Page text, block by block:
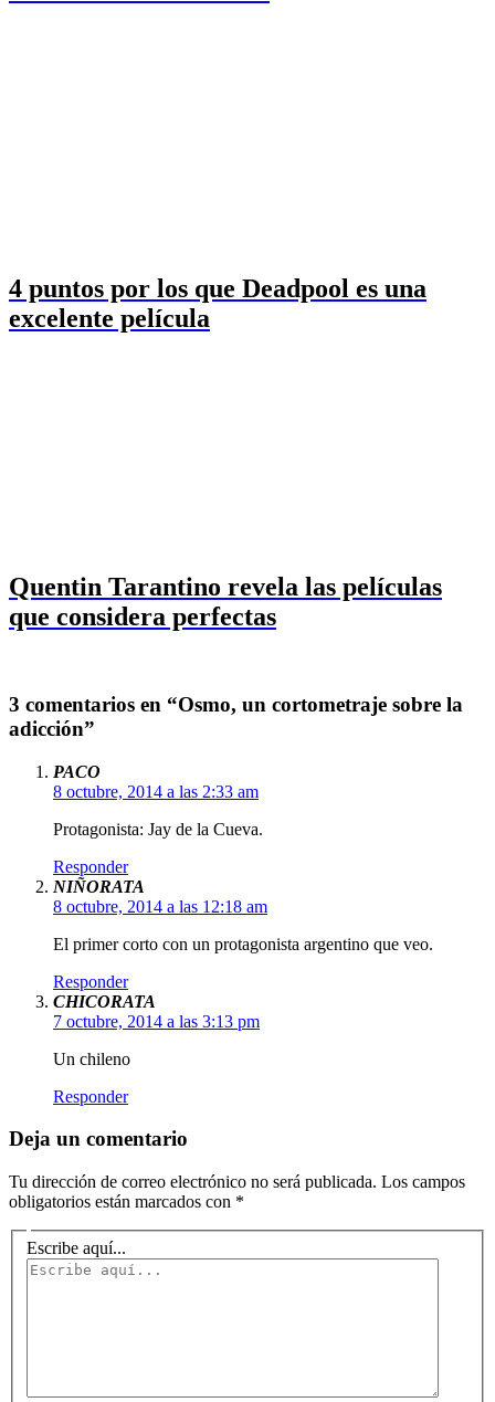
4 puntos por los que Deadpool es una
excelente película
Quentin Tarantino revela las películas
que considera perfectas
3 comentarios en “Osmo, un cortometraje sobre la
adicción”
PACO
8 octubre, 2014 a las 2:33 am
Protagonista: Jay de la Cueva.
Responder
NIÑORATA
8 octubre, 2014 a las 12:18 am
El primer corto con un protagonista argentino que veo.
Responder
CHICORATA
7 octubre, 2014 a las 3:13 pm
Un chileno
Responder
Deja un comentario
Tu dirección de correo electrónico no será publicada. Los campos
obligatorios están marcados con *
Escribe aquí...